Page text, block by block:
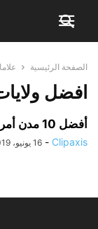
الصفحة الرئيسية
افضل
أفضل 10 مدن أمريكية للمهاجرين الجدد
Clipaxis
- 16 يونيو، 2019